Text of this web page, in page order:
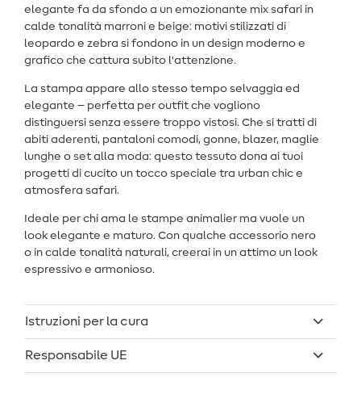
elegante fa da sfondo a un emozionante mix safari in
calde tonalità marroni e beige: motivi stilizzati di
leopardo e zebra si fondono in un design moderno e
grafico che cattura subito l'attenzione.
La stampa appare allo stesso tempo selvaggia ed
elegante – perfetta per outfit che vogliono
distinguersi senza essere troppo vistosi. Che si tratti di
abiti aderenti, pantaloni comodi, gonne, blazer, maglie
lunghe o set alla moda: questo tessuto dona ai tuoi
progetti di cucito un tocco speciale tra urban chic e
atmosfera safari.
Ideale per chi ama le stampe animalier ma vuole un
look elegante e maturo. Con qualche accessorio nero
o in calde tonalità naturali, creerai in un attimo un look
espressivo e armonioso.
Istruzioni per la cura
Responsabile UE